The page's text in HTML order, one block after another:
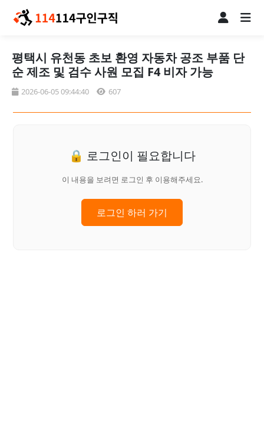
평택시 유천동 초보 환영 자동차 공조 부품 단
순 제조 및 검수 사원 모집 F4 비자 가능
2026-06-05 09:44:40 607
🔒 로그인이 필요합니다
이 내용을 보려면 로그인 후 이용해주세요.
로그인 하러 가기